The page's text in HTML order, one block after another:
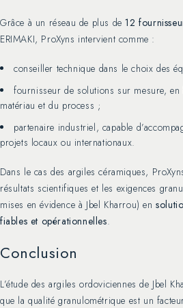
Grâce à un réseau de plus de12
ERIMAKI, ProXyns intervient comme :
conseiller technique dans le choix des
fournisseur de solutions sur mesure,
matériau et du process ;
partenaire industriel, capable
projets locaux ou internationaux.
Dans le cas des argiles céramiques,
résultats scientifiques et les exigences
mises en évidence à Jbel Kharrou) en
fiables et opérationnelles.
Conclusion
L’étude des argiles ordoviciennes de Jbel
que la qualité granulométrique est un